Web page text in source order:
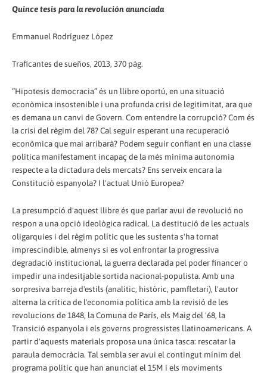
Quince tesis para la revolución anunciada
Emmanuel Rodríguez López
Traficantes de sueños, 2013, 370 pàg.
“Hipotesis democracia” és un llibre oportú, en una situació
econòmica insostenible i una profunda crisi de legitimitat, ara que
es demana un canvi de Govern. Com entendre la corrupció? Com és
la crisi del règim del 78? Cal seguir esperant una recuperació
econòmica que mai arribarà? Podem seguir confiant en una classe
política manifestament incapaç de la més mínima autonomia
respecte a la dictadura dels mercats? Ens serveix encara la
Constitució espanyola? I l'actual Unió Europea?
La presumpció d'aquest llibre és que parlar avui de revolució no
respon a una opció ideològica radical. La destitució de les actuals
oligarquies i del règim polític que les sustenta s'ha tornat
imprescindible, almenys si es vol enfrontar la progressiva
degradació institucional, la guerra declarada pel poder financer o
impedir una indesitjable sortida nacional-populista. Amb una
sorpresiva barreja d'estils (analític, històric, pamfletari), l'autor
alterna la crítica de l'economia política amb la revisió de les
revolucions de 1848, la Comuna de París, els Maig del '68, la
Transició espanyola i els governs progressistes llatinoamericans. A
partir d'aquests materials proposa una única tasca: rescatar la
paraula democràcia. Tal sembla ser avui el contingut mínim del
programa polític que han anunciat el 15M i els moviments